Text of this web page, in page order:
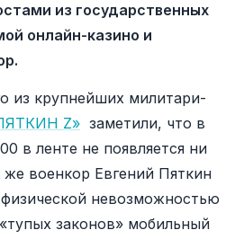
из государственных
онлайн-казино и
из крупнейших милитари-
Z» заметили, что в
в ленте не появляется ни
военкор Евгений Пяткин
невозможностью
законов» мобильный